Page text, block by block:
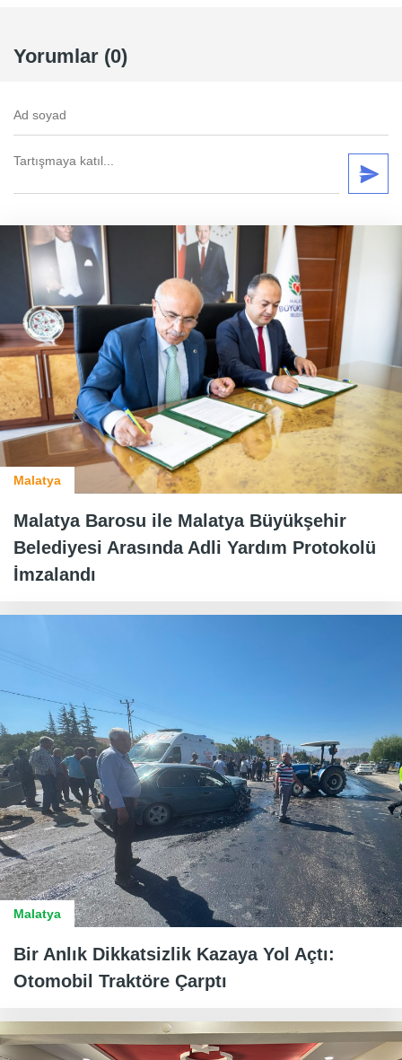
Yorumlar (0)
Malatya
Malatya Barosu ile Malatya Büyükşehir
Belediyesi Arasında Adli Yardım Protokolü
İmzalandı
Malatya
Bir Anlık Dikkatsizlik Kazaya Yol Açtı:
Otomobil Traktöre Çarptı